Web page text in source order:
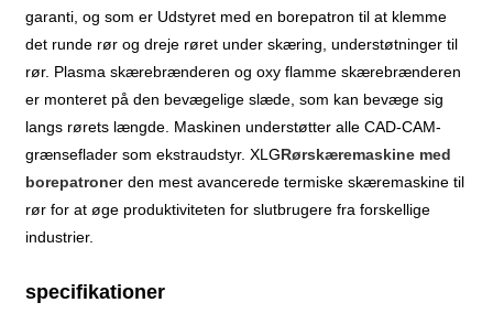
garanti, og som er Udstyret med en borepatron til at klemme
det runde rør og dreje røret under skæring, understøtninger til
rør. Plasma skærebrænderen og oxy flamme skærebrænderen
er monteret på den bevægelige slæde, som kan bevæge sig
langs rørets længde. Maskinen understøtter alle CAD-CAM-
grænseflader som ekstraudstyr. XLGRørskæremaskine med
borepatroner den mest avancerede termiske skæremaskine til
rør for at øge produktiviteten for slutbrugere fra forskellige
industrier.
specifikationer